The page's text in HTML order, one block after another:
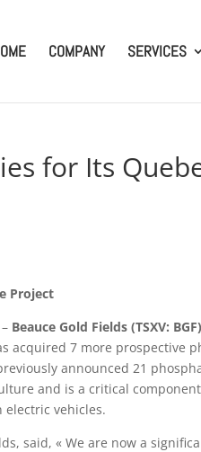
COMPANY SERVICES
for Its
Project
Beauce Gold Fields (TSXV:
acquired 7 more prospective
announced 21
and is a critical
electric vehicles.
said, « We are now a